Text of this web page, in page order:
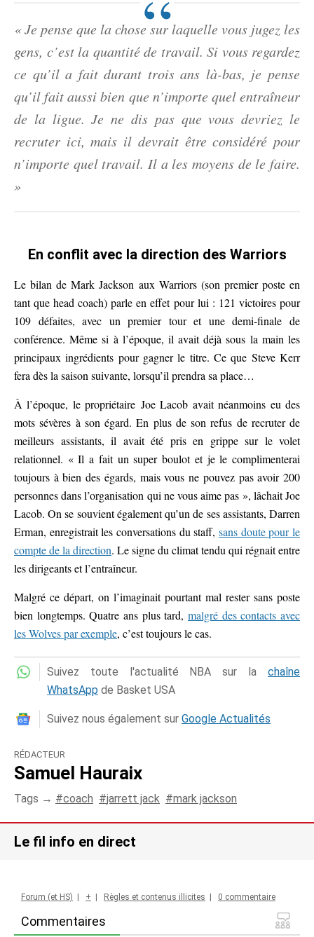
« Je pense que la chose sur laquelle vous jugez les
gens, c’est la quantité de travail. Si vous regardez
ce qu’il a fait durant trois ans là-bas, je pense
qu’il fait aussi bien que n’importe quel entraîneur
de la ligue. Je ne dis pas que vous devriez le
recruter ici, mais il devrait être considéré pour
n’importe quel travail. Il a les moyens de le faire.
»
En conflit avec la direction des Warriors
Le bilan de Mark Jackson aux Warriors (son premier poste en
tant que head coach) parle en effet pour lui : 121 victoires pour
109 défaites, avec un premier tour et une demi-finale de
conférence. Même si à l’époque, il avait déjà sous la main les
principaux ingrédients pour gagner le titre. Ce que Steve Kerr
fera dès la saison suivante, lorsqu’il prendra sa place…
À l’époque, le propriétaire Joe Lacob avait néanmoins eu des
mots sévères à son égard. En plus de son refus de recruter de
meilleurs assistants, il avait été pris en grippe sur le volet
relationnel. « Il a fait un super boulot et je le complimenterai
toujours à bien des égards, mais vous ne pouvez pas avoir 200
personnes dans l’organisation qui ne vous aime pas », lâchait Joe
Lacob. On se souvient également qu’un de ses assistants, Darren
Erman, enregistrait les conversations du staff, sans doute pour le
compte de la direction. Le signe du climat tendu qui régnait entre
les dirigeants et l’entraîneur.
Malgré ce départ, on l’imaginait pourtant mal rester sans poste
bien longtemps. Quatre ans plus tard, malgré des contacts avec
les Wolves par exemple, c’est toujours le cas.
Suivez toute l'actualité NBA sur la chaîne
WhatsApp de Basket USA
Suivez nous également sur Google Actualités
RÉDACTEUR
Samuel Hauraix
Tags → coach jarrett jack mark jackson
Le fil info en direct
Commentaires
Forum (et HS) + Règles et contenus illicites 0 commentaire